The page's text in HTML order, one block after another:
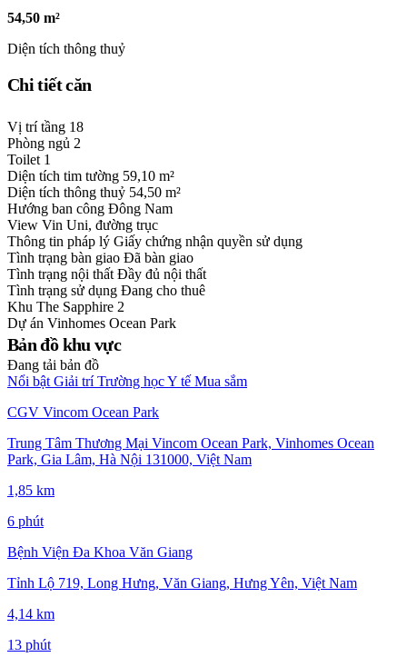
54,50 m²
Diện tích thông thuỷ
Chi tiết căn
Vị trí tầng 18
Phòng ngủ 2
Toilet 1
Diện tích tim tường 59,10 m²
Diện tích thông thuỷ 54,50 m²
Hướng ban công Đông Nam
View Vin Uni, đường trục
Thông tin pháp lý Giấy chứng nhận quyền sử dụng
Tình trạng bàn giao Đã bàn giao
Tình trạng nội thất Đầy đủ nội thất
Tình trạng sử dụng Đang cho thuê
Khu The Sapphire 2
Dự án Vinhomes Ocean Park
Bản đồ khu vực
Đang tải bản đồ
Nổi bật Giải trí Trường họcY tế Mua sắm
CGV Vincom Ocean Park
Trung Tâm Thương Mại Vincom Ocean Park, Vinhomes Ocean
Park, Gia Lâm, Hà Nội 131000, Việt Nam
1,85 km
6 phút
Bệnh Viện Đa Khoa Văn Giang
Tỉnh Lộ 719, Long Hưng, Văn Giang, Hưng Yên, Việt Nam
4,14 km
13 phút